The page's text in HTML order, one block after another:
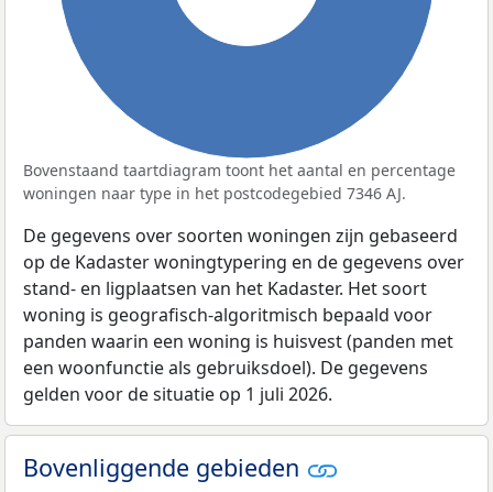
Bovenstaand taartdiagram toont het aantal en percentage
woningen naar type in het postcodegebied 7346 AJ.
De gegevens over soorten woningen zijn gebaseerd
op de Kadaster woningtypering en de gegevens over
stand- en ligplaatsen van het Kadaster. Het soort
woning is geografisch-algoritmisch bepaald voor
panden waarin een woning is huisvest (panden met
een woonfunctie als gebruiksdoel). De gegevens
gelden voor de situatie op 1 juli 2026.
Bovenliggende gebieden